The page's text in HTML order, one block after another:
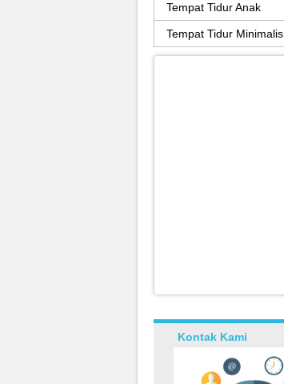
Tempat Tidur Anak
Tempat Tidur Minimalis
Kontak Kami